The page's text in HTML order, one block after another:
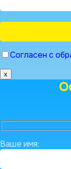
Согласен с
x
Ваше имя: